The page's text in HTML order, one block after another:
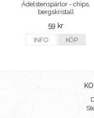
Ädelstenspärlor - chips,
bergskristall
59 kr
INFO KÖP